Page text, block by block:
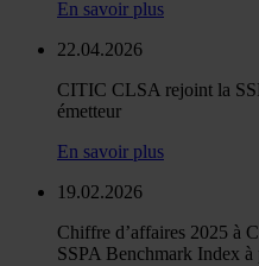
En savoir plus
22.04.2026
CITIC CLSA rejoint la
émetteur
En savoir plus
19.02.2026
Chiffre d’affaires 2025 à
SSPA Benchmark Index